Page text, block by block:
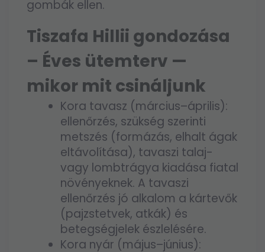
gombák ellen.
Tiszafa Hillii gondozása
– Éves ütemterv —
mikor mit csináljunk
Kora tavasz (március–április):
ellenőrzés, szükség szerinti
metszés (formázás, elhalt ágak
eltávolítása), tavaszi talaj-
vagy lombtrágya kiadása fiatal
növényeknek. A tavaszi
ellenőrzés jó alkalom a kártevők
(pajzstetvek, atkák) és
betegségjelek észlelésére.
Kora nyár (május–június):